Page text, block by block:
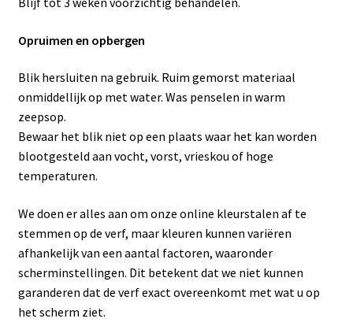
Opruimen en opbergen
Blik hersluiten na gebruik. Ruim gemorst materiaal
onmiddellijk op met water. Was penselen in warm
zeepsop.
Bewaar het blik niet op een plaats waar het kan worden
blootgesteld aan vocht, vorst, vrieskou of hoge
temperaturen.
We doen er alles aan om onze online kleurstalen af ​​te
stemmen op de verf, maar kleuren kunnen variëren
afhankelijk van een aantal factoren, waaronder
scherminstellingen. Dit betekent dat we niet kunnen
garanderen dat de verf exact overeenkomt met wat u op
het scherm ziet.